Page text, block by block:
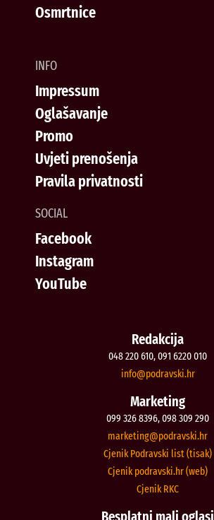
Osmrtnice
INFO
Impressum
Oglašavanje
Promo
Uvjeti prenošenja
Pravila privatnosti
SOCIAL
Facebook
Instagram
YouTube
Redakcija
048 220 610, 091 6220 010
rh.iksvardop
@ofni
Marketing
099 326 8396, 098 309 290
rh.iksvardop
@gnitekram
Cjenik Podravski list (tisak)
Cjenik podravski.hr (web)
Cjenik RKC